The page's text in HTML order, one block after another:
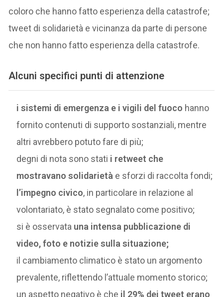
coloro che hanno fatto esperienza della catastrofe;
tweet di solidarietà e vicinanza da parte di persone
che non hanno fatto esperienza della catastrofe.
Alcuni specifici punti di attenzione
i sistemi di emergenza e i vigili del fuoco hanno
fornito contenuti di supporto sostanziali, mentre
altri avrebbero potuto fare di più;
degni di nota sono stati i retweet che
mostravano solidarietà e sforzi di raccolta fondi;
l’impegno civico, in particolare in relazione al
volontariato, è stato segnalato come positivo;
si è osservata una intensa pubblicazione di
video, foto e notizie sulla situazione;
il cambiamento climatico è stato un argomento
prevalente, riflettendo l’attuale momento storico;
un aspetto negativo è che il 29% dei tweet erano